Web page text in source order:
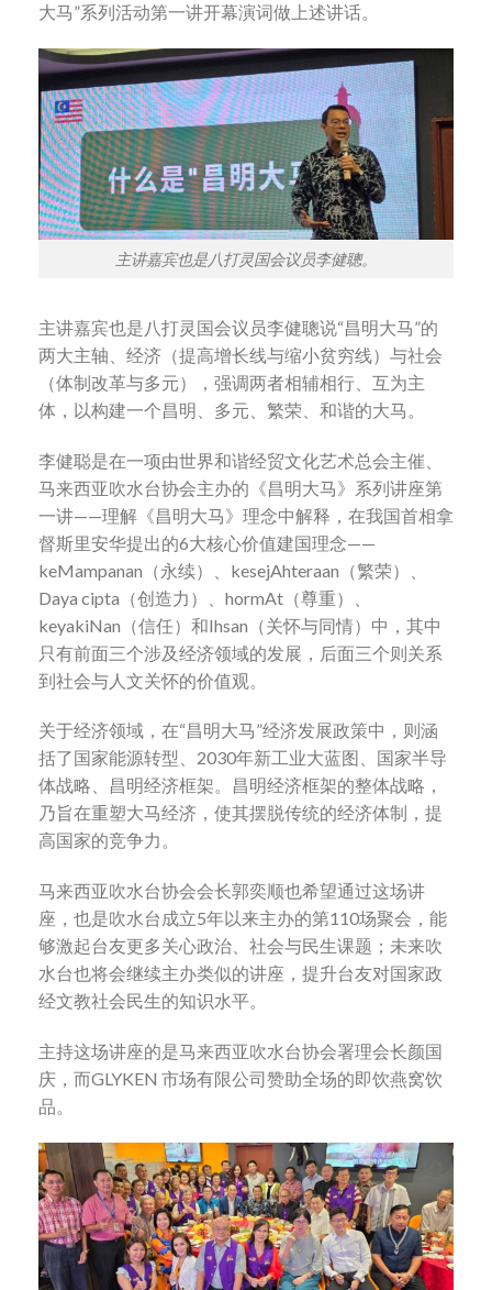
大马”系列活动第一讲开幕演词做上述讲话。
主讲嘉宾也是八打灵国会议员李健聰。
主讲嘉宾也是八打灵国会议员李健聰说“昌明大马”的
两大主轴、经济（提高增长线与缩小贫穷线）与社会
（体制改革与多元），强调两者相辅相行、互为主
体，以构建一个昌明、多元、繁荣、和谐的大马。
李健聪是在一项由世界和谐经贸文化艺术总会主催、
马来西亚吹水台协会主办的《昌明大马》系列讲座第
一讲——理解《昌明大马》理念中解释，在我国首相拿
督斯里安华提出的6大核心价值建国理念——
keMampanan（永续）、kesejAhteraan（繁荣）、
Daya cipta（创造力）、hormAt（尊重）、
keyakiNan（信任）和Ihsan（关怀与同情）中，其中
只有前面三个涉及经济领域的发展，后面三个则关系
到社会与人文关怀的价值观。
关于经济领域，在“昌明大马”经济发展政策中，则涵
括了国家能源转型、2030年新工业大蓝图、国家半导
体战略、昌明经济框架。昌明经济框架的整体战略，
乃旨在重塑大马经济，使其摆脱传统的经济体制，提
高国家的竞争力。
马来西亚吹水台协会会长郭奕顺也希望通过这场讲
座，也是吹水台成立5年以来主办的第110场聚会，能
够激起台友更多关心政治、社会与民生课题；未来吹
水台也将会继续主办类似的讲座，提升台友对国家政
经文教社会民生的知识水平。
主持这场讲座的是马来西亚吹水台协会署理会长颜国
庆，而GLYKEN 市场有限公司赞助全场的即饮燕窝饮
品。